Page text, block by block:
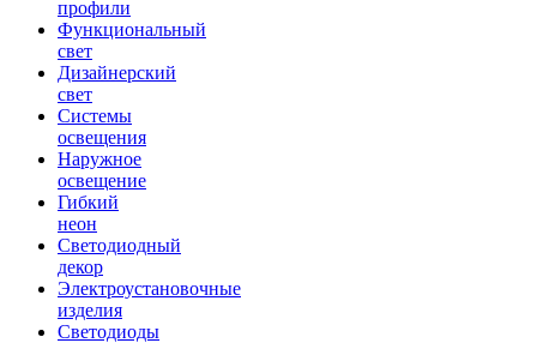
профили
Функциональный
свет
Дизайнерский
свет
Системы
освещения
Наружное
освещение
Гибкий
неон
Светодиодный
декор
Электроустановочные
изделия
Светодиоды